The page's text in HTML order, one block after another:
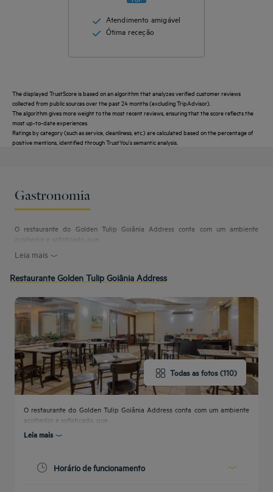
FREQUENTES
callback
to book
CONTACTE-
Atendimento amigável
Ótima receção
The displayed TrustScore is based on an algorithm that analyzes verified customer reviews
collected from public sources over the past 24 months (excluding TripAdvisor).
The algorithm gives more weight to the most recent reviews, ensuring that the score reflects the
most up-to-date experiences.
Ratings by category (such as service, cleanliness, etc.) are calculated based on the percentage of
positive mentions, identified through TrustYou's semantic analysis.
Gastronomia
O restaurante do Golden Tulip Goiânia Address conta com um ambiente
acolhedor e sofisticado, que...
Leia mais
Restaurante Golden Tulip Goiânia Address
Todas as fotos (110)
O restaurante do Golden Tulip Goiânia Address conta com um ambiente
acolhedor e sofisticado, que...
Leia mais
Horário de funcionamento